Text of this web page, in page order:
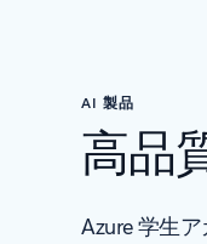
AI 製品
高品
Azure 学生